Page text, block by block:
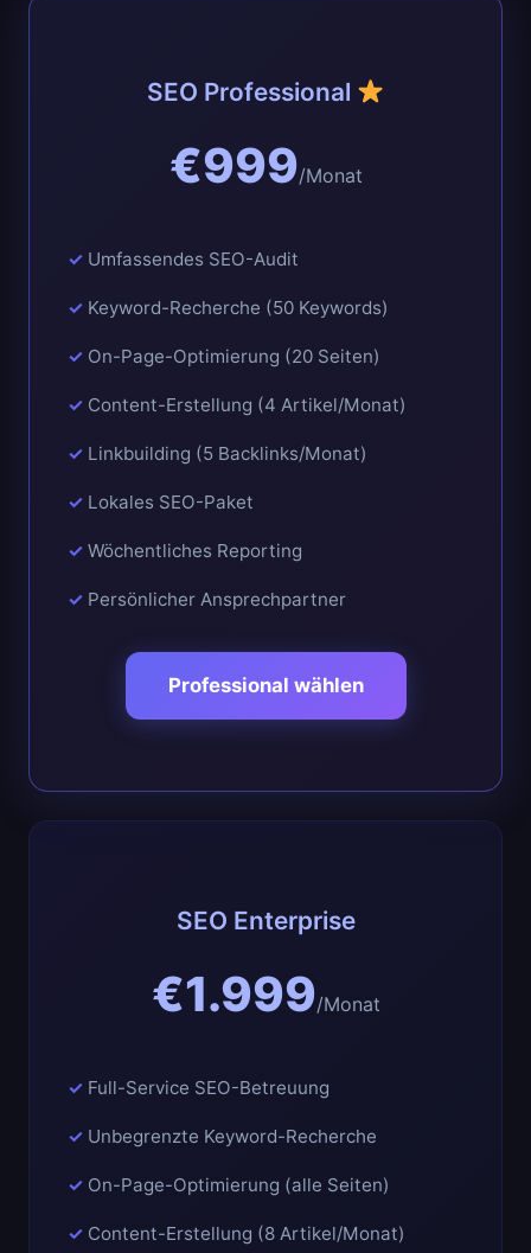
SEO Professional
€999/Monat
Umfassendes SEO-Audit
Keyword-Recherche (50 Keywords)
On-Page-Optimierung (20 Seiten)
Content-Erstellung (4 Artikel/Monat)
Linkbuilding (5 Backlinks/Monat)
Lokales SEO-Paket
Wöchentliches Reporting
Persönlicher Ansprechpartner
Professional wählen
SEO Enterprise
€1.999/Monat
Full-Service SEO-Betreuung
Unbegrenzte Keyword-Recherche
On-Page-Optimierung (alle Seiten)
Content-Erstellung (8 Artikel/Monat)